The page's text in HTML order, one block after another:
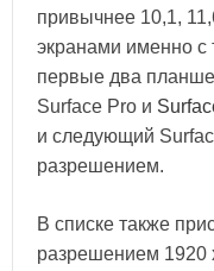
привычнее 10,1,
экранами именно с
первые два
Surface Pro и
и следующий
разрешением.
В списке также
разрешением 1920